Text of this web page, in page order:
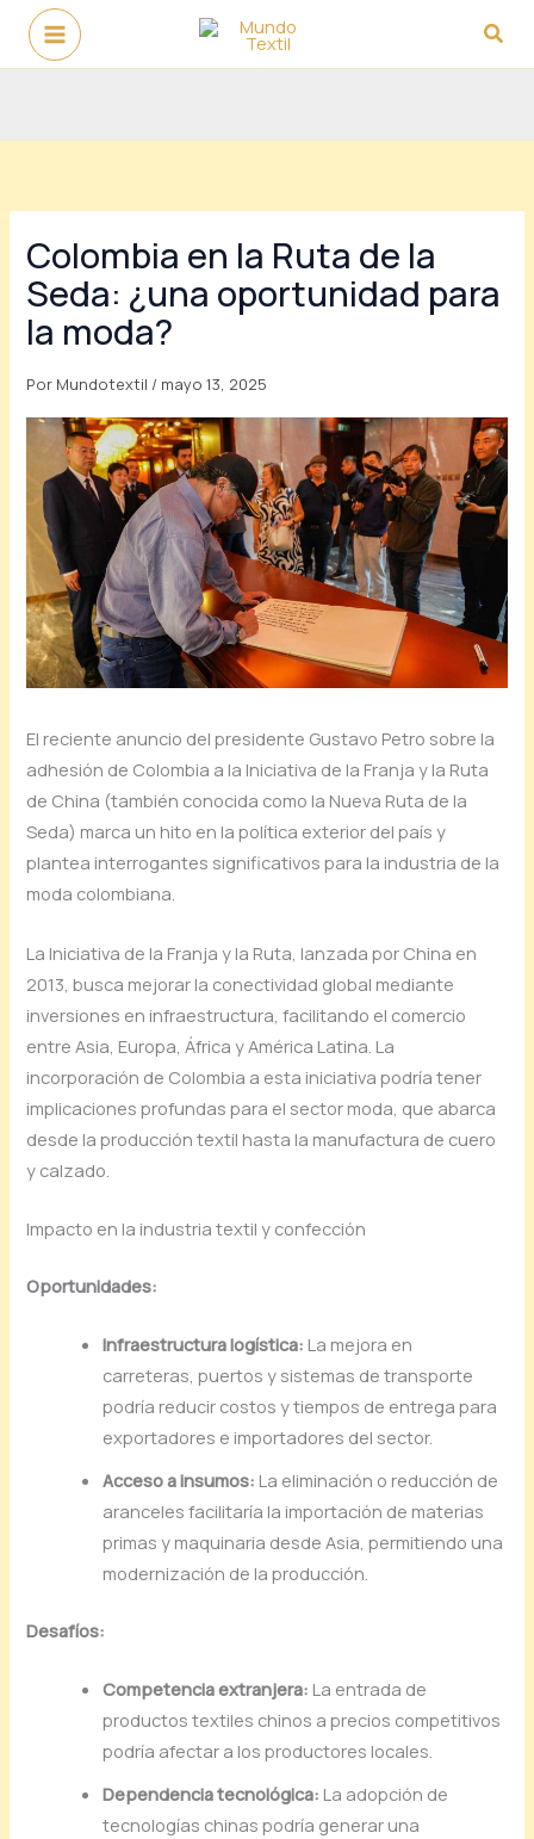
contenido
Colombia en la Ruta de la
Seda: ¿una oportunidad para
la moda?
Por Mundotextil / mayo 13, 2025
El reciente anuncio delpresidente Gustavo Petro sobre la
adhesión de Colombia a la Iniciativa de la Franjay la Ruta
de China (también conocida como la Nueva Ruta de la
Seda) marca un hito en lapolítica exterior delpaísy
plantea interrogantes significativospara la industria de la
moda colombiana.
La Iniciativa de la Franjay la Ruta, lanzadapor China en
2013,busca mejorar la conectividad global mediante
inversiones en infraestructura,facilitando el comercio
entre Asia, Europa, Áfricay América Latina. La
incorporación de Colombia a esta iniciativapodríatener
implicacionesprofundaspara el sector moda, que abarca
desde laproduccióntextil hasta la manufactura de cuero
y calzado.
Impacto en la industriatextily confección
Oportunidades:
Infraestructuralogística: La mejora en
carreteras,puertosy sistemas detransporte
podría reducir costosytiempos de entregapara
exportadores e importadores del sector.
Accesoainsumos: La eliminación o reducción de
arancelesfacilitaría la importación de materias
primasy maquinaria desdeAsia,permitiendo una
modernización de laproducción.
Desafíos:
Competenciaextranjera: La entrada de
productostextiles chinos aprecios competitivos
podría afectar a losproductores locales.
Dependenciatecnológica: La adopción de
tecnologías chinaspodría generar una